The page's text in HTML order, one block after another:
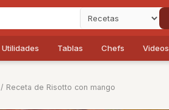
Utilidades Tablas Chefs Videos
/ Receta de Risotto con mango